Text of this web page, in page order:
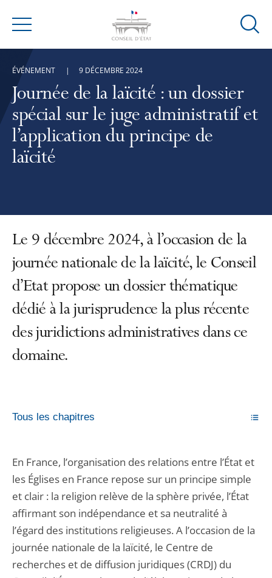
Menu
Ouvrir
Journée de la laïcité : un dossier
spécial sur le juge administratif et
l’application du principe de
laïcité
ÉVÉNEMENT 9 DÉCEMBRE 2024
Le 9 décembre 2024, à l’occasion de la
journée nationale de la laïcité, le Conseil
d’Etat propose un dossier thématique
dédié à la jurisprudence la plus récente
des juridictions administratives dans ce
domaine.
Tous les chapitres
En France, l’organisation des relations entre l’État et
les Églises en France repose sur un principe simple
et clair : la religion relève de la sphère privée, l’État
affirmant son indépendance et sa neutralité à
l’égard des institutions religieuses. A l’occasion de la
journée nationale de la laïcité, le Centre de
recherches et de diffusion juridiques (CRDJ) du